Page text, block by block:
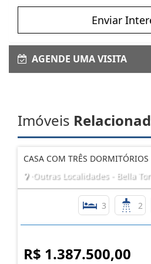
Enviar
AGENDE UMA VISITA
Imóveis
CASA COM TRÊS DORMITÓRIOS
·Outras Localidades - Bella
3 2
R$ 1.387.500,00